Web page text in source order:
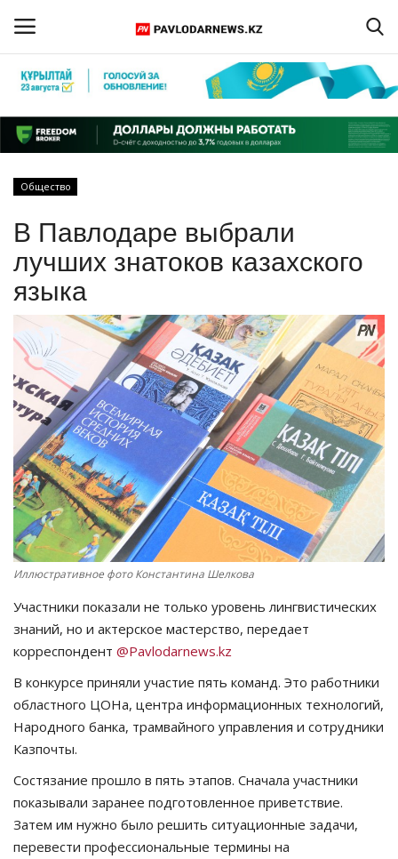
Регистрация
Главная
ПАВЛОДАРСКАЯ ОБЛАСТЬ
КАЗАХСТАН
МИР
СПЕЦПРОЕКТЫ
СПОРТ
Чек-лист
РАЗВЛЕЧЕНИЯ
OFFICIAL
Курултай
Язык
Қазақша Русский
Общество
В Павлодаре выбрали
лучших знатоков казахского
языка
Иллюстративное фото Константина Шелкова
Участники показали не только уровень лингвистических
знаний, но и актерское мастерство, передает
корреспондент @Pavlodarnews.kz
В конкурсе приняли участие пять команд. Это работники
областного ЦОНа, центра информационных технологий,
Народного банка, трамвайного управления и сотрудники
Казпочты.
Состязание прошло в пять этапов. Сначала участники
показывали заранее подготовленное приветствие.
Затем им нужно было решить ситуационные задачи,
перевести профессиональные термины на